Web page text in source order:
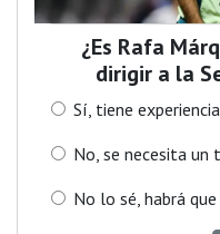
¿Es Rafa
dirigir a la
Sí, tiene
No, se necesita un
No lo sé, habrá